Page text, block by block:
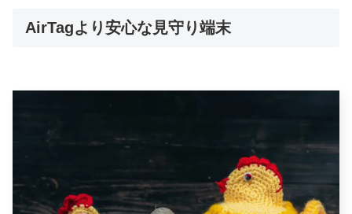
AirTagより安心な見守り端末